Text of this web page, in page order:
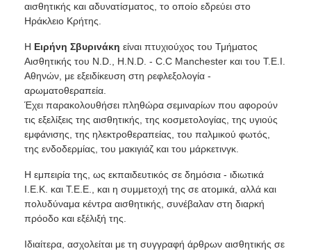
αισθητικής και αδυνατίσματος, το οποίο εδρεύει στο
Ηράκλειο Κρήτης.
Η Ειρήνη Σβυρινάκη είναι πτυχιούχος του Τμήματος
Αισθητικής του N.D., H.N.D. - C.C Manchester και του Τ.Ε.Ι.
Αθηνών, με εξειδίκευση στη ρεφλεξολογία -
αρωματοθεραπεία.
Έχει παρακολουθήσει πληθώρα σεμιναρίων που αφορούν
τις εξελίξεις της αισθητικής, της κοσμετολογίας, της υγιούς
εμφάνισης, της ηλεκτροθεραπείας, του παλμικού φωτός,
της ενδοδερμίας, του μακιγιάζ και του μάρκετινγκ.
Η εμπειρία της, ως εκπαιδευτικός σε δημόσια - ιδιωτικά
Ι.Ε.Κ. και Τ.Ε.Ε., και η συμμετοχή της σε ατομικά, αλλά και
πολυδύναμα κέντρα αισθητικής, συνέβαλαν στη διαρκή
πρόοδο και εξέλιξή της.
Ιδιαίτερα, ασχολείται με τη συγγραφή άρθρων αισθητικής σε